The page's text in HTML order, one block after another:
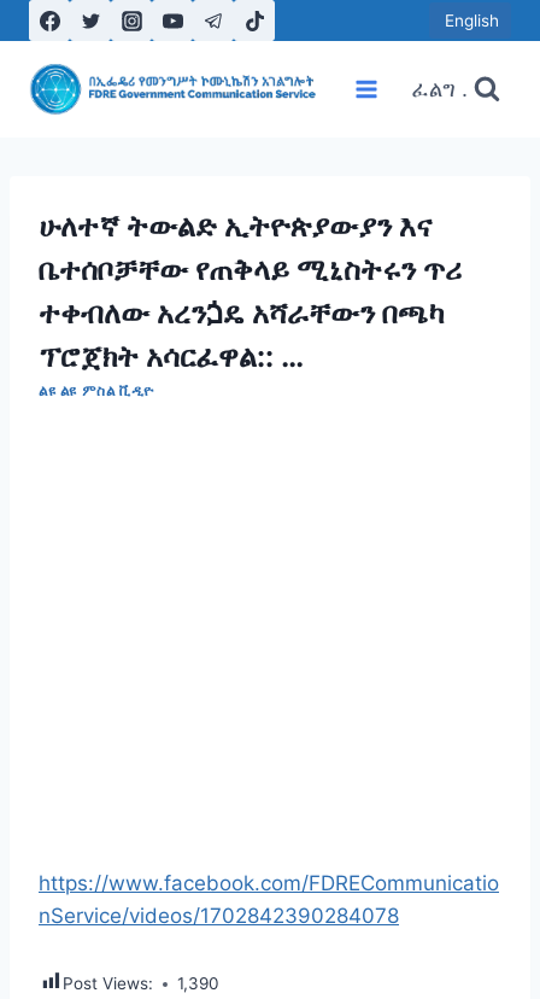
to
content
English
ፈልግ .
ሁለተኛ ትውልድ ኢትዮጵያውያን እና
ቤተሰቦቻቸው የጠቅላይ ሚኒስትሩን ጥሪ
ተቀብለው አረንጏዴ አሻራቸውን በጫካ
ፕሮጀክት አሳርፈዋል:: …
ልዩ ልዩ ምስል ቪዲዮ
https://www.facebook.com/FDRECommunicatio
nService/videos/1702842390284078
Post Views: 1,390